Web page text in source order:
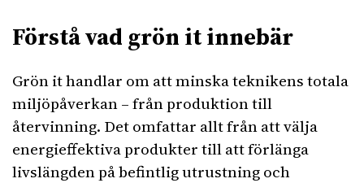
Förstå vad grön it innebär
Grön it handlar om att minska teknikens totala
miljöpåverkan – från produktion till
återvinning. Det omfattar allt från att välja
energieffektiva produkter till att förlänga
livslängden på befintlig utrustning och